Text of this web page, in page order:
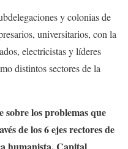
y colonias de
universitarios, con la
electricistas y líderes
distintos sectores de la
sobre los problemas que
de los 6 ejes rectores de